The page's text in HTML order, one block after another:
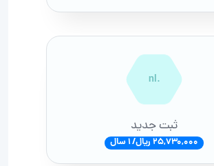
.nl
ثبت جدید
25,730,000 ریال/ 1 سال